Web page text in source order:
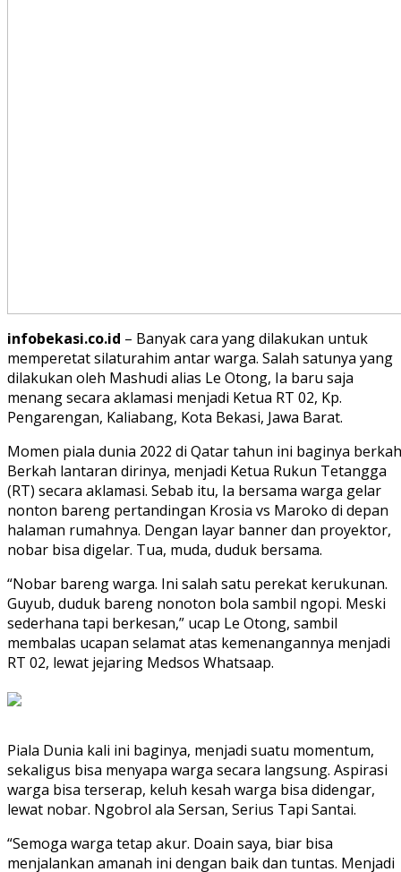
infobekasi.co.id – Banyak cara yang dilakukan untuk
memperetat silaturahim antar warga. Salah satunya yang
dilakukan oleh Mashudi alias Le Otong, Ia baru saja
menang secara aklamasi menjadi Ketua RT 02, Kp.
Pengarengan, Kaliabang, Kota Bekasi, Jawa Barat.
Momen piala dunia 2022 di Qatar tahun ini baginya
Berkah lantaran dirinya, menjadi Ketua Rukun Tetangga
(RT) secara aklamasi. Sebab itu, Ia bersama warga gelar
nonton bareng pertandingan Krosia vs Maroko di depan
halaman rumahnya. Dengan layar banner dan proyektor,
nobar bisa digelar. Tua, muda, duduk bersama.
“Nobar bareng warga. Ini salah satu perekat kerukunan.
Guyub, duduk bareng nonoton bola sambil ngopi. Meski
sederhana tapi berkesan,” ucap Le Otong, sambil
membalas ucapan selamat atas kemenangannya menjadi
RT 02, lewat jejaring Medsos Whatsaap.
Piala Dunia kali ini baginya, menjadi suatu momentum,
sekaligus bisa menyapa warga secara langsung. Aspirasi
warga bisa terserap, keluh kesah warga bisa didengar,
lewat nobar. Ngobrol ala Sersan, Serius Tapi Santai.
“Semoga warga tetap akur. Doain saya, biar bisa
menjalankan amanah ini dengan baik dan tuntas. Menjadi